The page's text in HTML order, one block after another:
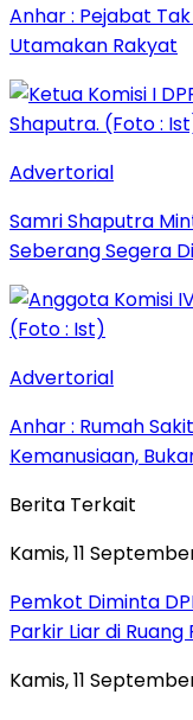
Anhar : Pejabat
Utamakan Rakyat
Advertorial
Samri Shaputra
Seberang Segera
Advertorial
Anhar : Rumah
Kemanusiaan,
Berita Terkait
Kamis, 11
Pemkot Diminta
Parkir Liar di Ruang
Kamis, 11